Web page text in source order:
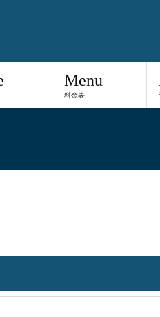
Menu
料金表